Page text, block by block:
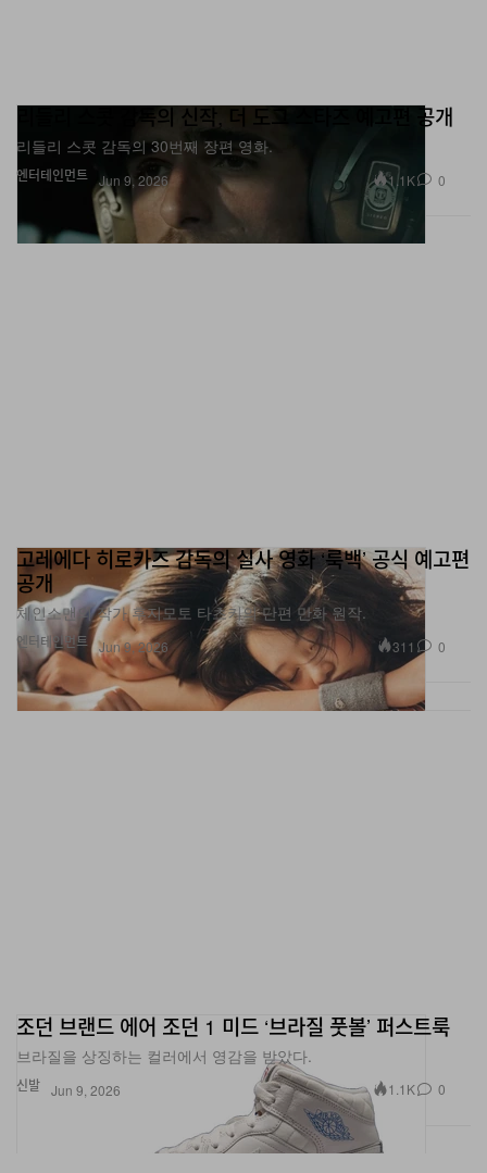
엔터테인먼트
리들리 스콧 감독의 신작, 더 도그 스타즈 예고편 공개
리들리 스콧 감독의 30번째 장편 영화.
Jun 9, 2026 1.1K 0
엔터테인먼트
고레에다 히로카즈 감독의 실사 영화 ‘룩백’ 공식 예고편
공개
체인소맨의 작가 후지모토 타츠키의 단편 만화 원작.
Jun 9, 2026 311 0
신발
조던 브랜드 에어 조던 1 미드 ‘브라질 풋볼’ 퍼스트룩
브라질을 상징하는 컬러에서 영감을 받았다.
Jun 9, 2026 1.1K 0